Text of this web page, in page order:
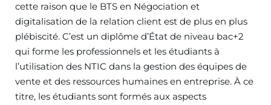
cette raison que le BTS en Négociation et
digitalisation de la relation client est de plus en plus
plébiscité. C’est un diplôme d’État de niveau bac+2
qui forme les professionnels et les étudiants à
l’utilisation des NTIC dans la gestion des équipes de
vente et des ressources humaines en entreprise. À ce
titre, les étudiants sont formés aux aspects